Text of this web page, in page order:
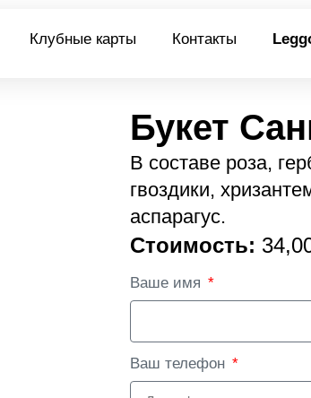
Клубные карты Контакты
Букет
В составе роза,
гвоздики,
аспарагус.
Стоимость:
Ваше имя
Ваш телефон